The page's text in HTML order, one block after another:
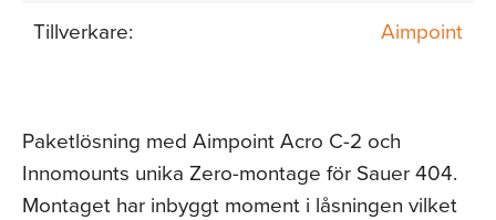
Tillverkare:
Aimpoint
Paketlösning med Aimpoint Acro C-2 och
Innomounts unika Zero-montage för Sauer 404.
Montaget har inbyggt moment i låsningen vilket